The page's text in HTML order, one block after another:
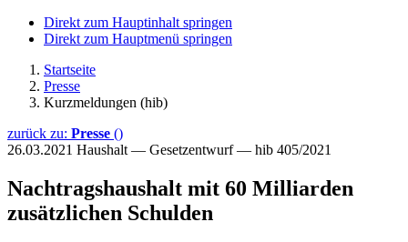
Direkt zum Hauptinhalt springen
Direkt zum Hauptmenü springen
Startseite
Presse
Kurzmeldungen (hib)
zurück zu: Presse ()
26.03.2021 Haushalt — Gesetzentwurf — hib 405/2021
Nachtragshaushalt mit 60 Milliarden
zusätzlichen Schulden